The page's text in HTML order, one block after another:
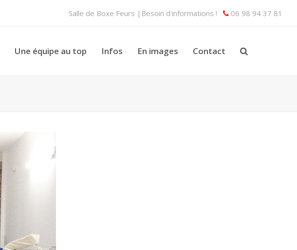
Salle de Boxe Feurs |Besoin d'informations ! 06 98 94 37 81
Une équipe au top Infos En images Contact